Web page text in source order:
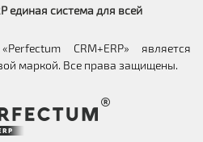
единая система для всей
CRM+ERP» является
маркой. Все права защищены.